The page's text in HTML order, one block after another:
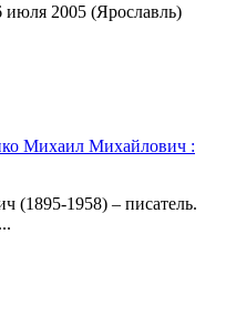
июля 2005 (Ярославль)
Михаил Михайлович :
(1895-1958) – писатель.